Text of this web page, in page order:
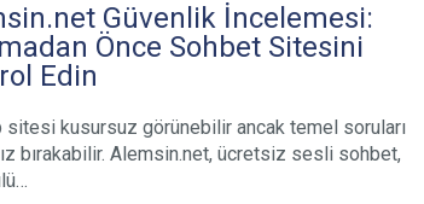
Güvenlik İncelemesi:
Önce Sohbet Sitesini
Edin
sitesi kusursuz görünebilir ancak temel soruları
bırakabilir. Alemsin.net, ücretsiz sesli sohbet,